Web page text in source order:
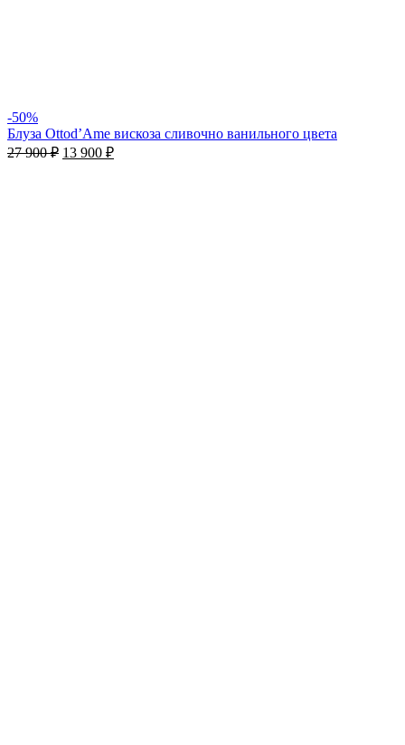
-50%
Блуза Ottod’Ame вискоза сливочно ванильного цвета
27 900₽ 13 900 ₽